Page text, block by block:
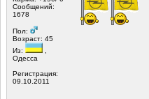
Сообщений:
1678
Пол:
Возраст: 45
Из:
Одесса
Регистрация:
09.10.2011